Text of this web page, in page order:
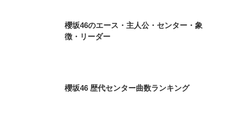
櫻坂46のエース・主人公・センター・象
徴・リーダー
櫻坂46 歴代センター曲数ランキング